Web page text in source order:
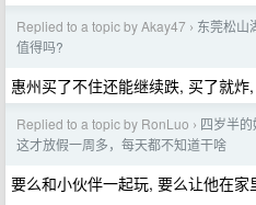
Replied to a topic by Akay47 › 东莞松山
值得吗?
惠州买了不住还能继续跌, 买了就炸
Replied to a topic by RonLuo › 四岁半的
这才放假一周多，每天都不知道干啥
要么和小伙伴一起玩, 要么让他在